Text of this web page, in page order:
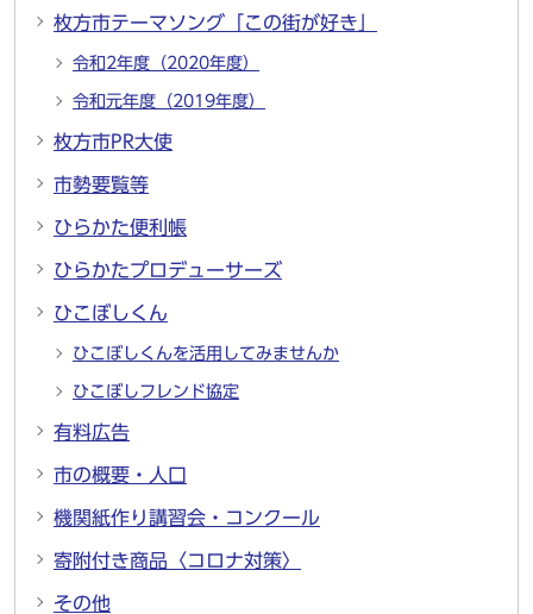
枚方市テーマソング「この街が好き」
令和2年度（2020年度）
令和元年度（2019年度）
枚方市PR大使
市勢要覧等
ひらかた便利帳
ひらかたプロデューサーズ
ひこぼしくん
ひこぼしくんを活用してみませんか
ひこぼしフレンド協定
有料広告
市の概要・人口
機関紙作り講習会・コンクール
寄附付き商品〈コロナ対策〉
その他